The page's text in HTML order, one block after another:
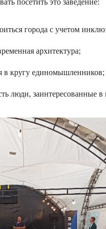
посетить это заведение:
города с учетом
архитектура;
в кругу единомышленников;
люди, заинтересованные